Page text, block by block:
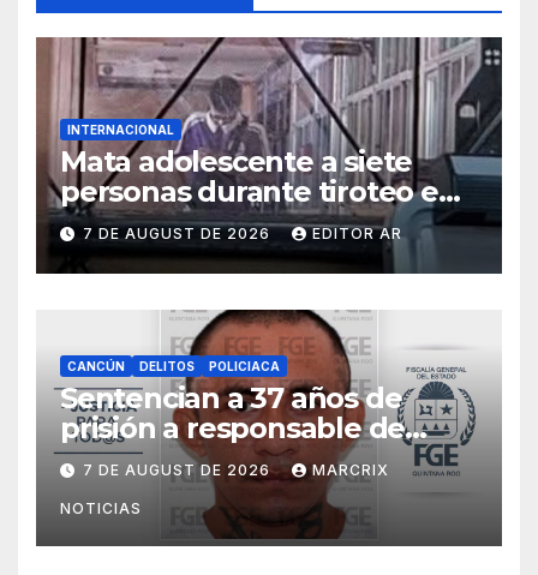
INTERNACIONAL
Mata adolescente a siete
personas durante tiroteo en
escuela de Tailandia
7 DE AUGUST DE 2026 EDITOR AR
CANCÚN DELITOS POLICIACA
Sentencian a 37 años de
prisión a responsable de
matar a una mujer cubana en
Cancún
7 DE AUGUST DE 2026 MARCRIX
NOTICIAS